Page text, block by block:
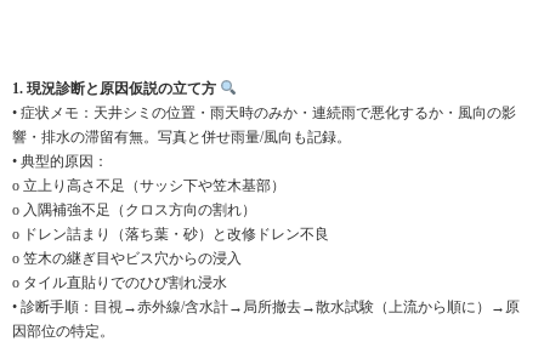
1. 現況診断と原因仮説の立て方
• 症状メモ：天井シミの位置・雨天時のみか・連続雨で悪化するか・風向の影
響・排水の滞留有無。写真と併せ雨量/風向も記録。
• 典型的原因：
o 立上り高さ不足（サッシ下や笠木基部）
o 入隅補強不足（クロス方向の割れ）
o ドレン詰まり（落ち葉・砂）と改修ドレン不良
o 笠木の継ぎ目やビス穴からの浸入
o タイル直貼りでのひび割れ浸水
• 診断手順：目視→赤外線/含水計→局所撤去→散水試験（上流から順に）→原
因部位の特定。